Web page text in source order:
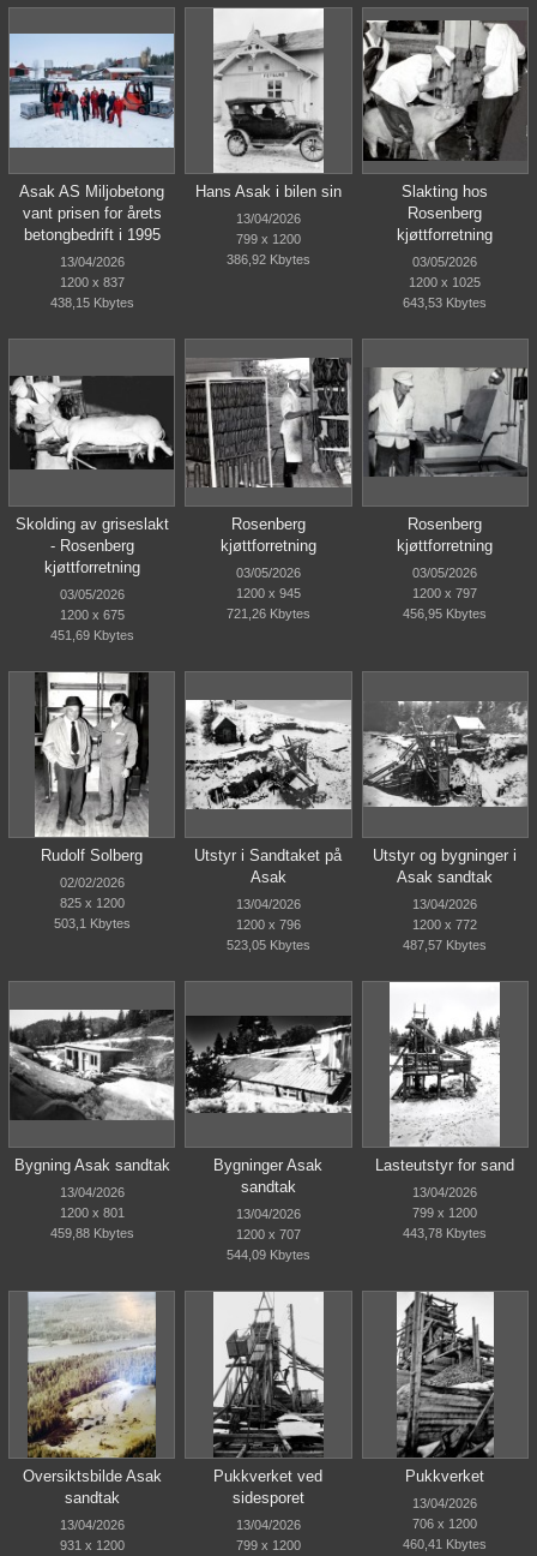
Asak AS Miljobetong
vant prisen for årets
betongbedrift i 1995
13/04/2026
1200 x 837
438,15 Kbytes
Hans Asak i bilen sin
13/04/2026
799 x 1200
386,92 Kbytes
Slakting hos
Rosenberg
kjøttforretning
03/05/2026
1200 x 1025
643,53 Kbytes
Skolding av griseslakt
- Rosenberg
kjøttforretning
03/05/2026
1200 x 675
451,69 Kbytes
Rosenberg
kjøttforretning
03/05/2026
1200 x 945
721,26 Kbytes
Rosenberg
kjøttforretning
03/05/2026
1200 x 797
456,95 Kbytes
Rudolf Solberg
02/02/2026
825 x 1200
503,1 Kbytes
Utstyr i Sandtaket på
Asak
13/04/2026
1200 x 796
523,05 Kbytes
Utstyr og bygninger i
Asak sandtak
13/04/2026
1200 x 772
487,57 Kbytes
Bygning Asak sandtak
13/04/2026
1200 x 801
459,88 Kbytes
Bygninger Asak
sandtak
13/04/2026
1200 x 707
544,09 Kbytes
Lasteutstyr for sand
13/04/2026
799 x 1200
443,78 Kbytes
Oversiktsbilde Asak
sandtak
13/04/2026
931 x 1200
Pukkverket ved
sidesporet
13/04/2026
799 x 1200
Pukkverket
13/04/2026
706 x 1200
460,41 Kbytes